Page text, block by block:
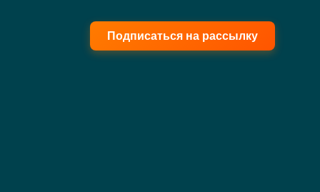
Подписаться на рассылку